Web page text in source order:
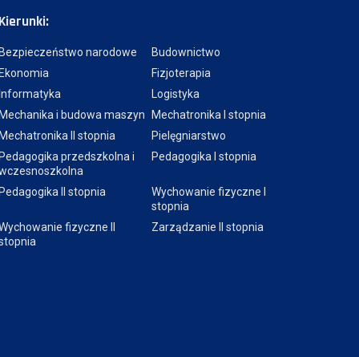
Kierunki:
Bezpieczeństwo narodowe
Budownictwo
Ekonomia
Fizjoterapia
Informatyka
Logistyka
Mechanika i budowa maszyn
Mechatronika I stopnia
Mechatronika II stopnia
Pielęgniarstwo
Pedagogika przedszkolna i
Pedagogika I stopnia
Pedagogika II stopnia
Wychowanie fizyczne I
stopnia
fizyczne II
Zarządzanie II stopnia